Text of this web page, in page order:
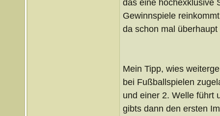
das eine hochexklusive
Gewinnspiele
da schon mal
Mein Tipp, wies
bei Fußballspielen
und einer 2. Welle führt
gibts dann den ersten